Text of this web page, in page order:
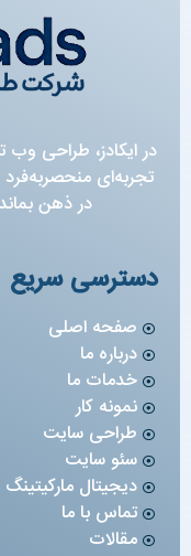
در ایکادز، طراحی
تجربه‌ای
در ذهن
دسترسی سریع
صفحه اصلی
درباره ما
خدمات ما
نمونه کار
طراحی سایت
سئو سایت
دیجیتال مارکیتینگ
تماس با ما
مقالات